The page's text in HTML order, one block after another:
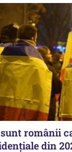
sunt românii
din